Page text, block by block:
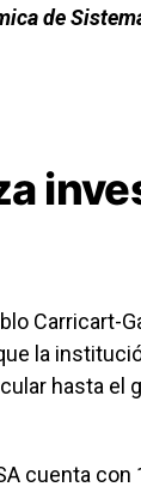
de
Carricart-
la
hasta el
cuenta